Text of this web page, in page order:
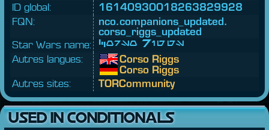
ID global:
16140930018263829928
FQN:
nco.companions_updated.
corso_riggs_updated
Star Wars name:
Corso Riggs
Autres langues:
Corso Riggs
Corso Riggs
Autres sites:
TORCommunity
USED IN CONDITIONALS